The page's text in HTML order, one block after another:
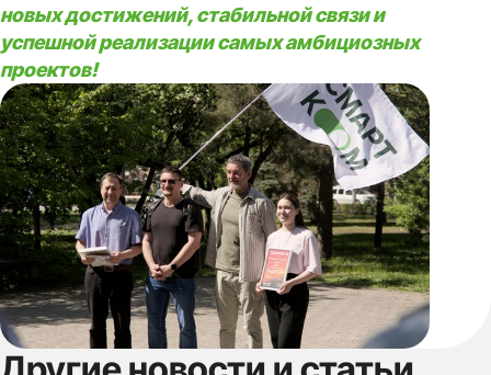
новых достижений, стабильной связи и
успешной реализации самых амбициозных
проектов!